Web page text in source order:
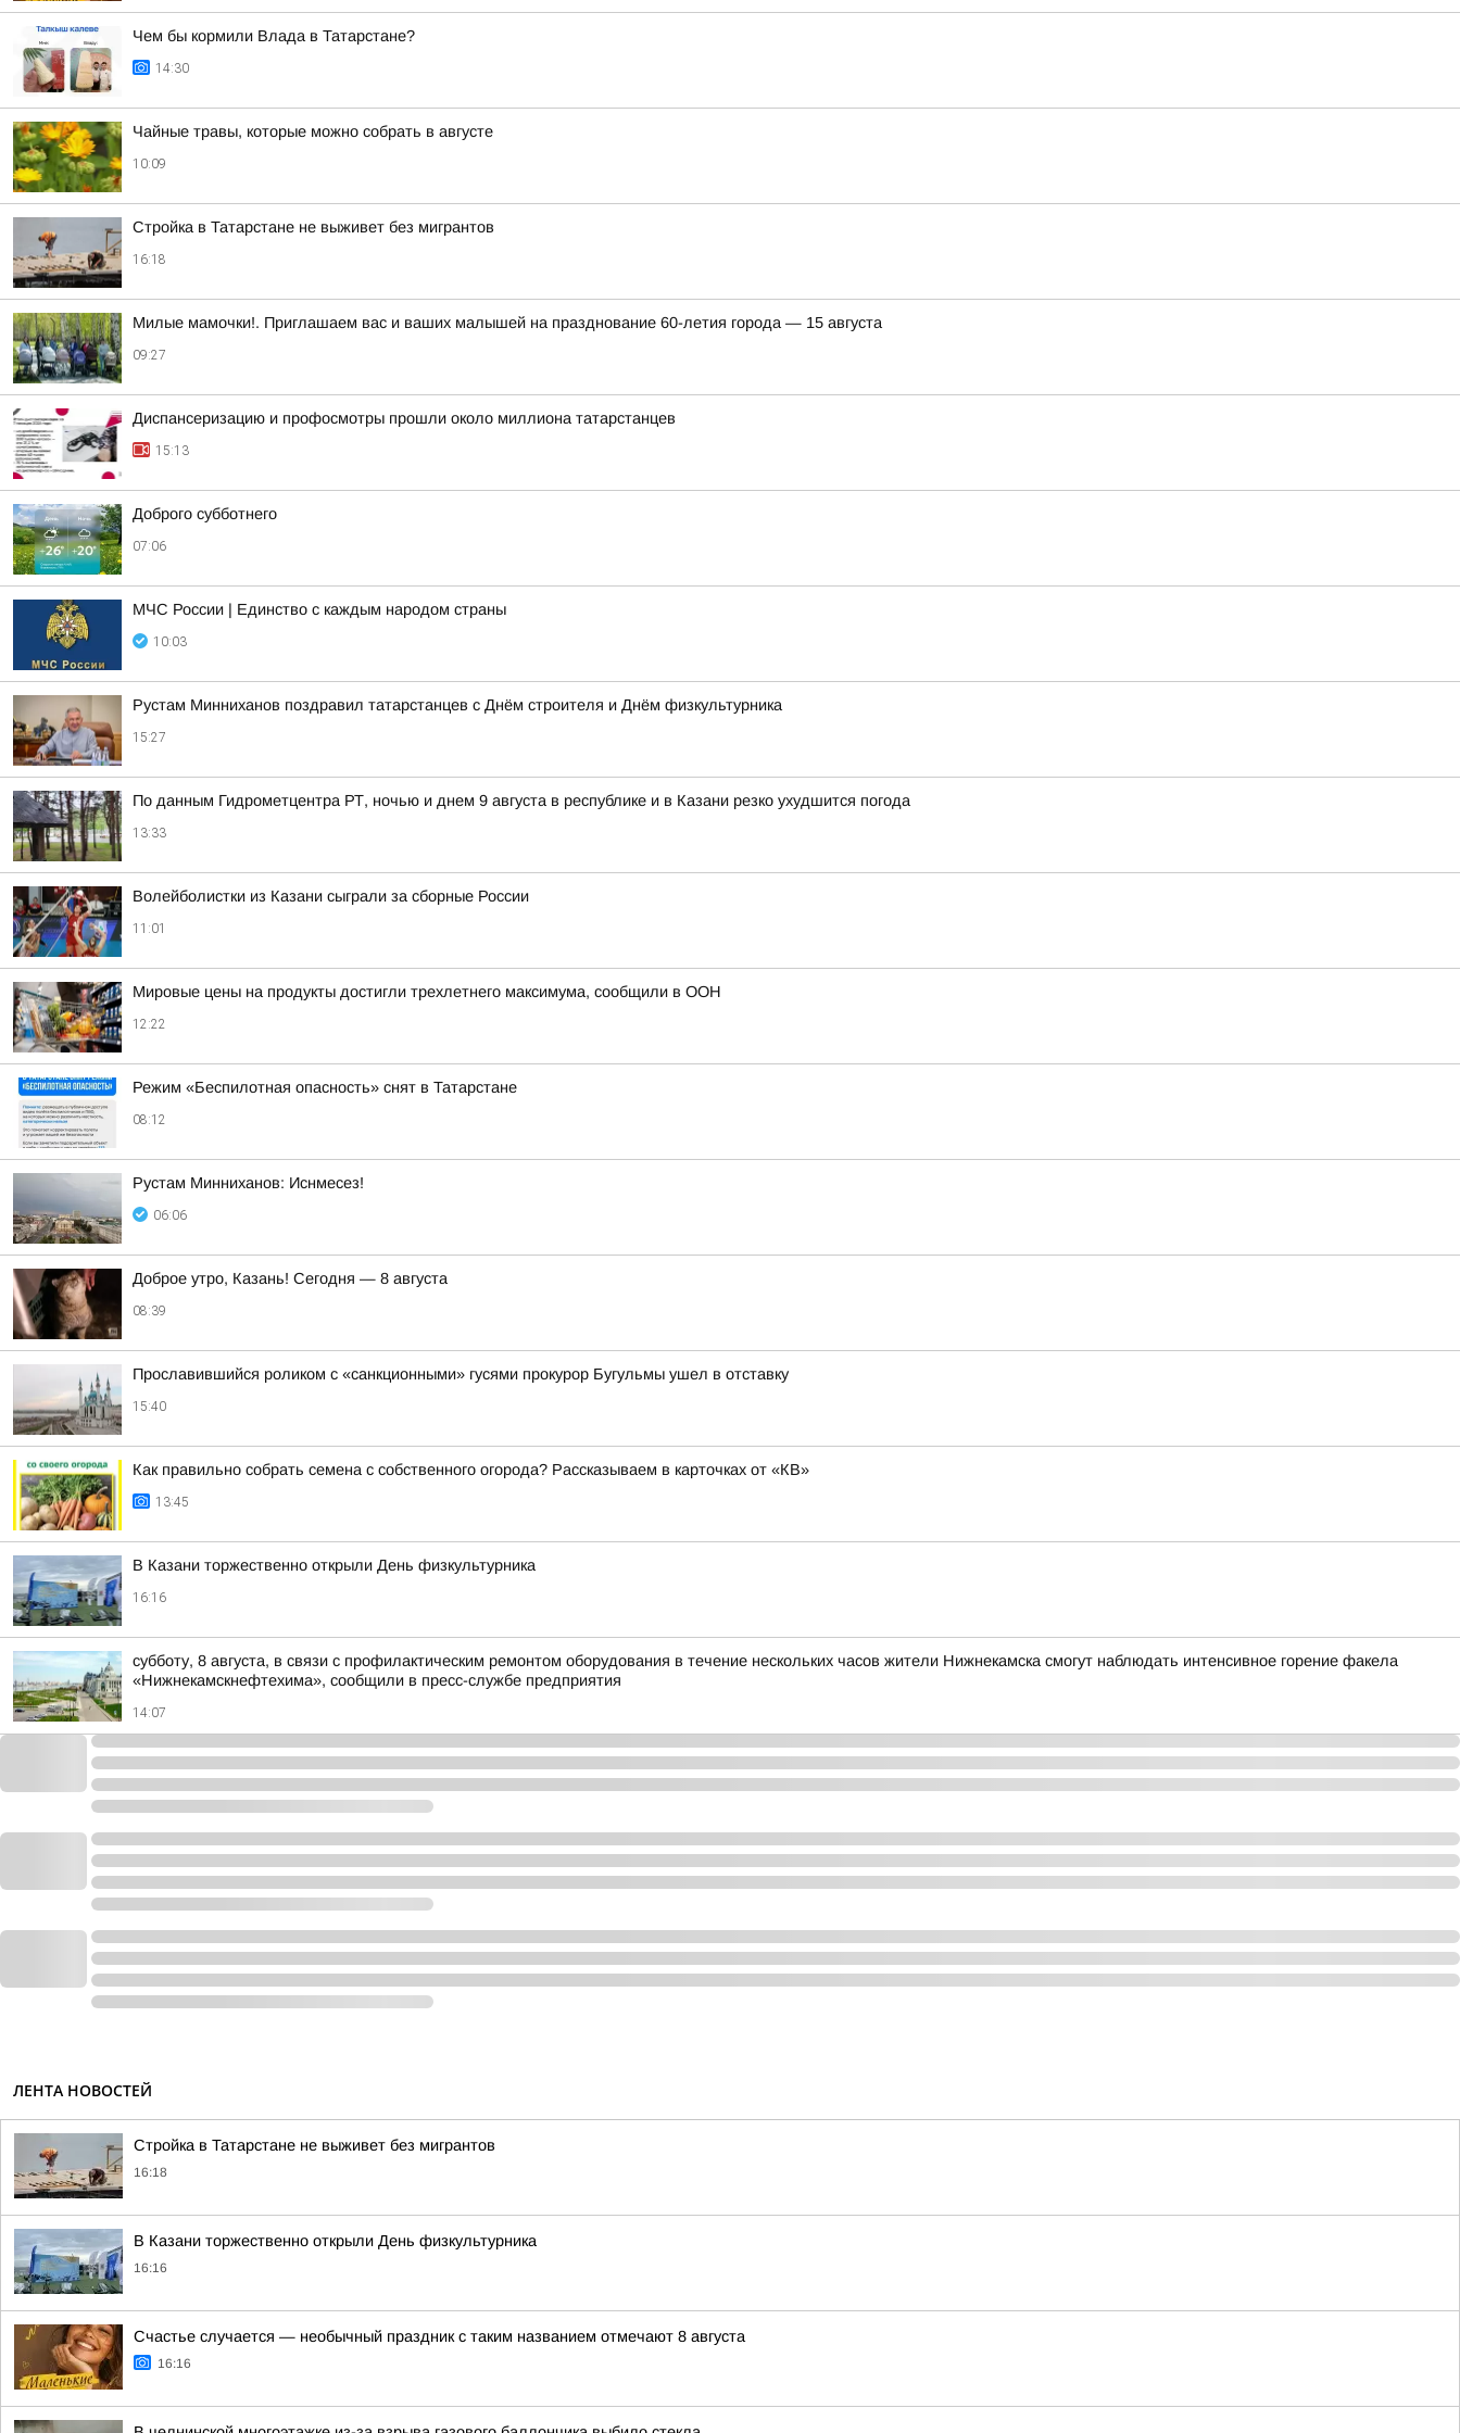
Чем бы кормили Влада в Татарстане?
14:30
Чайные травы, которые можно собрать в августе
10:09
Стройка в Татарстане не выживет без мигрантов
16:18
Милые мамочки!. Приглашаем вас и ваших малышей на празднование 60-летия города — 15 августа
09:27
Диспансеризацию и профосмотры прошли около миллиона татарстанцев
15:13
Доброго субботнего
07:06
МЧС России | Единство с каждым народом страны
10:03
Рустам Минниханов поздравил татарстанцев с Днём строителя и Днём физкультурника
15:27
По данным Гидрометцентра РТ, ночью и днем 9 августа в республике и в Казани резко ухудшится погода
13:33
Волейболистки из Казани сыграли за сборные России
11:01
Мировые цены на продукты достигли трехлетнего максимума, сообщили в ООН
12:22
Режим «Беспилотная опасность» снят в Татарстане
08:12
Рустам Минниханов: Иснмесез!
06:06
Доброе утро, Казань! Сегодня — 8 августа
08:39
Прославившийся роликом с «санкционными» гусями прокурор Бугульмы ушел в отставку
15:40
Как правильно собрать семена с собственного огорода? Рассказываем в карточках от «КВ»
13:45
В Казани торжественно открыли День физкультурника
16:16
субботу, 8 августа, в связи с профилактическим ремонтом оборудования в течение нескольких часов жители Нижнекамска смогут наблюдать интенсивное горение факела
«Нижнекамскнефтехима», сообщили в пресс-службе предприятия
14:07
ЛЕНТА НОВОСТЕЙ
Стройка в Татарстане не выживет без мигрантов
16:18
В Казани торжественно открыли День физкультурника
16:16
Счастье случается — необычный праздник с таким названием отмечают 8 августа
16:16